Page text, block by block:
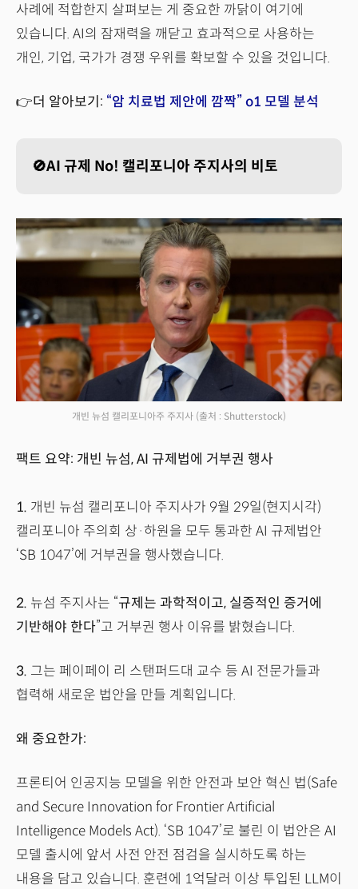
사례에 적합한지 살펴보는 게 중요한 까닭이 여기에
있습니다. AI의 잠재력을 깨닫고 효과적으로 사용하는
개인, 기업, 국가가 경쟁 우위를 확보할 수 있을 것입니다.
👉더 알아보기: “암 치료법 제안에 깜짝” o1 모델 분석
🚫AI 규제 No! 캘리포니아 주지사의 비토
개빈 뉴섬 캘리포니아주 주지사 (출처 : Shutterstock)
팩트 요약: 개빈 뉴섬, AI 규제법에 거부권 행사
1. 개빈 뉴섬 캘리포니아 주지사가 9월 29일(현지시각)
캘리포니아 주의회 상·하원을 모두 통과한 AI 규제법안
‘SB 1047’에 거부권을 행사했습니다.
2. 뉴섬 주지사는 “규제는 과학적이고, 실증적인 증거에
기반해야 한다”고 거부권 행사 이유를 밝혔습니다.
3. 그는 페이페이 리 스탠퍼드대 교수 등 AI 전문가들과
협력해 새로운 법안을 만들 계획입니다.
왜 중요한가:
프론티어 인공지능 모델을 위한 안전과 보안 혁신 법(Safe
and Secure Innovation for Frontier Artificial
Intelligence Models Act). ‘SB 1047’로 불린 이 법안은 AI
모델 출시에 앞서 사전 안전 점검을 실시하도록 하는
내용을 담고 있습니다. 훈련에 1억달러 이상 투입된 LLM이